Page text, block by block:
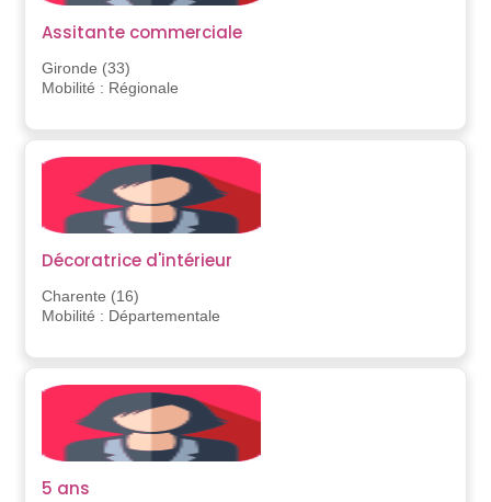
Assitante commerciale
Gironde (33)
Mobilité : Régionale
Décoratrice d'intérieur
Charente (16)
Mobilité : Départementale
5 ans